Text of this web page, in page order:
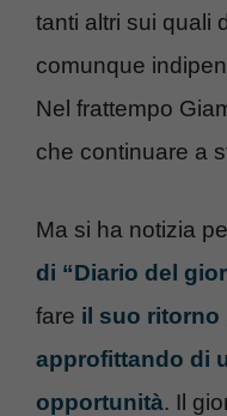
tanti altri sui quali
comunque
Nel frattempo
che continuare a
Ma si ha notizia
di “Diario del
fare il suo ritorno
approfittando di
opportunità. Il